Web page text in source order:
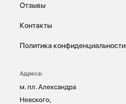
Отзывы
Контакты
Политика конфиденциальности
Адреса:
м. пл. Александра
Невского,